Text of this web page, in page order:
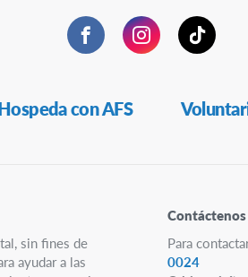
FacebookInstagramTikTok
con AFS
Contáctenos
Para
0024
sin fines de
ayudar a las